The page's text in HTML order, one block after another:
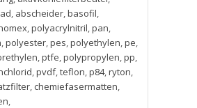
, abscheider,basofil,
,polyacrylnitril,pan,
,polyester,pes,polyethylen,pe,
,ptfe,polypropylen,pp,
,pvdf,teflon,p84,ryton,
, chemiefasermatten,
,